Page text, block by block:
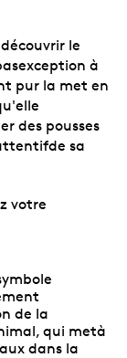
le
à
pur la met en
des pousses
sa
votre
de la
qui metà
dans la